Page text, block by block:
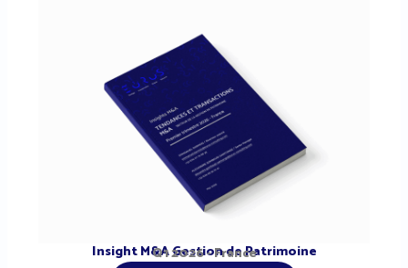
Insight M&A Gestion de Patrimoine
Q1 2026 - France